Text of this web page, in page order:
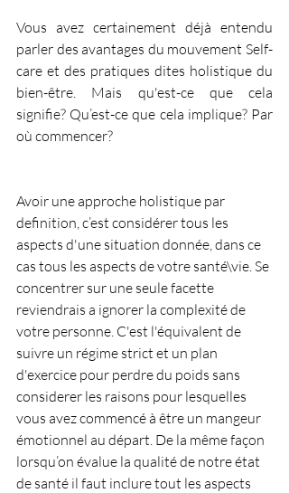
Vous avez certainement déjà entendu
parler des avantages du mouvement Self-
care et des pratiques dites holistique du
bien-être. Mais qu'est-ce que cela
signifie? Qu’est-ce que cela implique? Par
où commencer?
Avoir une approche holistique par
definition, c’est considérer tous les
aspects d'une situation donnée, dans ce
cas tous les aspects de votre santé\vie. Se
concentrer sur une seule facette
reviendrais a ignorer la complexité de
votre personne . C'est l'équivalent de
suivre un régime strict et un plan
d'exercice pour perdre du poids sans
considerer les raisons pour lesquelles
vous avez commencé à être un mangeur
émotionnel au départ. De la même façon
lorsqu’on évalue la qualité de notre état
de santé il faut inclure tout les aspects